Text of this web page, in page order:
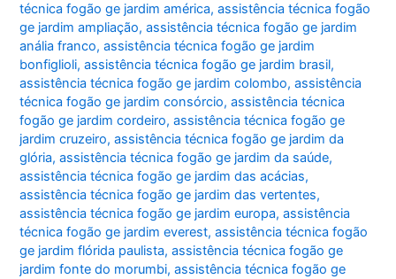
técnica fogão ge jardim américa,assistência técnica fogão
ge jardim ampliação,assistência técnica fogão ge jardim
anália franco,assistência técnica fogão ge jardim
bonfiglioli,assistência técnica fogão ge jardim brasil,
assistência técnica fogão ge jardim colombo,assistência
técnica fogão ge jardim consórcio,assistência técnica
fogão ge jardim cordeiro,assistência técnica fogão ge
jardim cruzeiro,assistência técnica fogão ge jardim da
glória,assistência técnica fogão ge jardim da saúde,
assistência técnica fogão ge jardim das acácias,
assistência técnica fogão ge jardim das vertentes,
assistência técnica fogão ge jardim europa,assistência
técnica fogão ge jardim everest,assistência técnica fogão
ge jardim flórida paulista,assistência técnica fogão ge
jardim fonte do morumbi,assistência técnica fogão ge